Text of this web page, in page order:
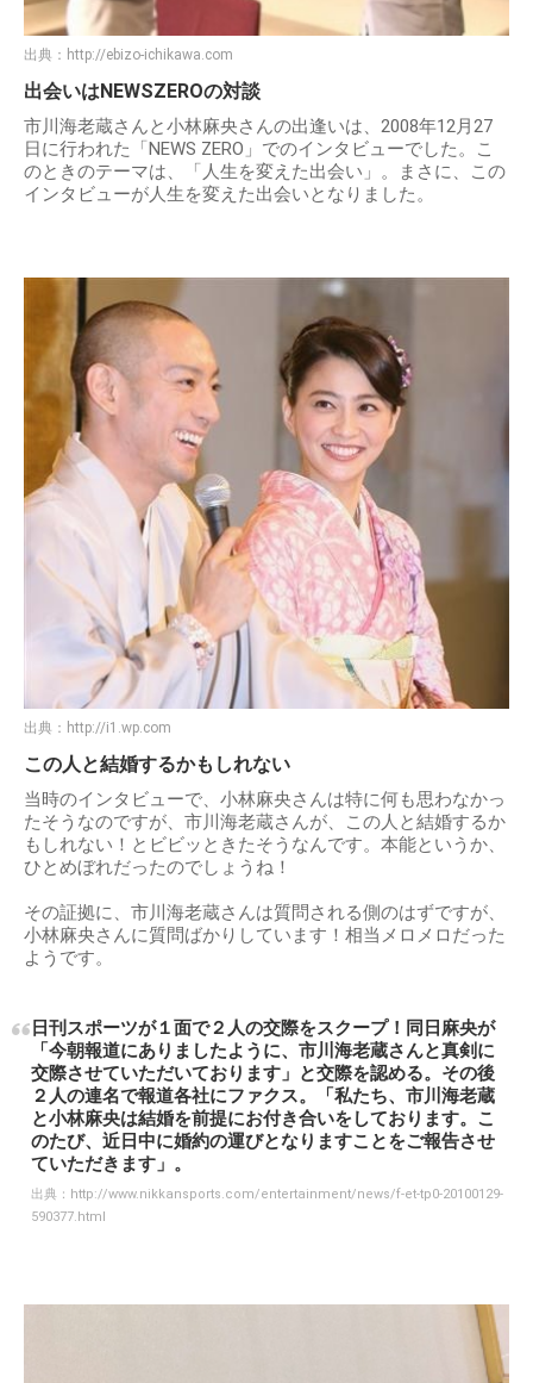
出典： http://ebizo-ichikawa.com
出会いはNEWSZEROの対談
市川海老蔵さんと小林麻央さんの出逢いは、2008年12月27
日に行われた「NEWS ZERO」でのインタビューでした。こ
のときのテーマは、「人生を変えた出会い」。まさに、この
インタビューが人生を変えた出会いとなりました。
出典： http://i1.wp.com
この人と結婚するかもしれない
当時のインタビューで、小林麻央さんは特に何も思わなかっ
たそうなのですが、市川海老蔵さんが、この人と結婚するか
もしれない！とビビッときたそうなんです。本能というか、
ひとめぼれだったのでしょうね！
その証拠に、市川海老蔵さんは質問される側のはずですが、
小林麻央さんに質問ばかりしています！相当メロメロだった
ようです。
日刊スポーツが１面で２人の交際をスクープ！同日麻央が
「今朝報道にありましたように、市川海老蔵さんと真剣に
交際させていただいております」と交際を認める。その後
２人の連名で報道各社にファクス。「私たち、市川海老蔵
と小林麻央は結婚を前提にお付き合いをしております。こ
のたび、近日中に婚約の運びとなりますことをご報告させ
ていただきます」。
出典： http://www.nikkansports.com/entertainment/news/f-et-tp0-20100129-
590377.html